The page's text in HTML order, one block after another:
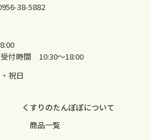
38-5882
付時間 10:30〜18:00
祝日
くすりのたんぽぽについて
商品一覧